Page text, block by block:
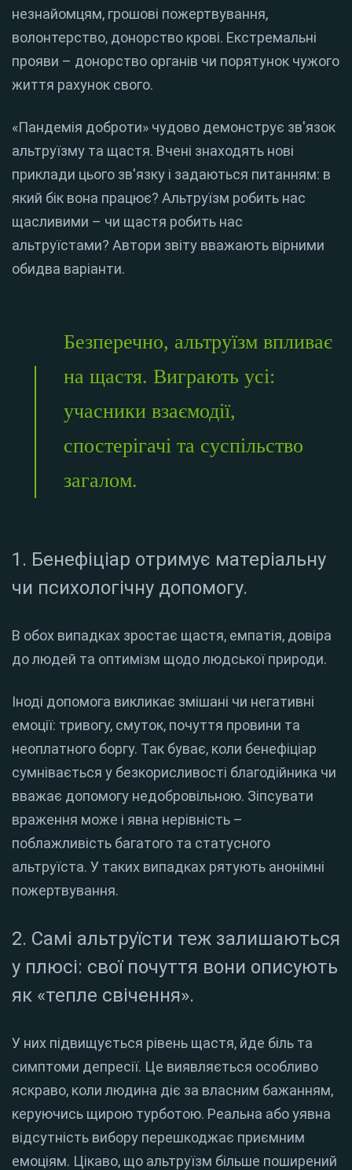
незнайомцям, грошові пожертвування,
волонтерство, донорство крові. Екстремальні
прояви – донорство органів чи порятунок чужого
життя рахунок свого.
«Пандемія доброти» чудово демонструє зв'язок
альтруїзму та щастя. Вчені знаходять нові
приклади цього зв'язку і задаються питанням: в
який бік вона працює? Альтруїзм робить нас
щасливими – чи щастя робить нас
альтруїстами? Автори звіту вважають вірними
обидва варіанти.
Безперечно, альтруїзм впливає
на щастя. Виграють усі:
учасники взаємодії,
спостерігачі та суспільство
загалом.
1. Бенефіціар отримує матеріальну
чи психологічну допомогу.
В обох випадках зростає щастя, емпатія, довіра
до людей та оптимізм щодо людської природи.
Іноді допомога викликає змішані чи негативні
емоції: тривогу, смуток, почуття провини та
неоплатного боргу. Так буває, коли бенефіціар
сумнівається у безкорисливості благодійника чи
вважає допомогу недобровільною. Зіпсувати
враження може і явна нерівність –
поблажливість багатого та статусного
альтруїста. У таких випадках рятують анонімні
пожертвування.
2. Самі альтруїсти теж залишаються
у плюсі: свої почуття вони описують
як «тепле свічення».
У них підвищується рівень щастя, йде біль та
симптоми депресії. Це виявляється особливо
яскраво, коли людина діє за власним бажанням,
керуючись щирою турботою. Реальна або уявна
відсутність вибору перешкоджає приємним
емоціям. Цікаво, що альтруїзм більше поширений